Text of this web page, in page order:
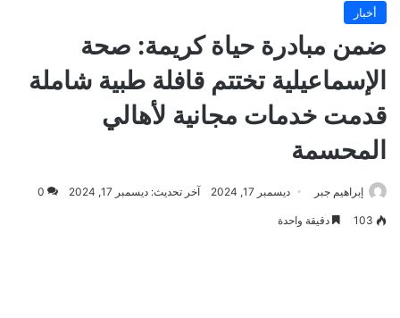
أخبار
ضمن مبادرة حياة كريمة: صحة
الإسماعيلية تختتم قافلة طبية شاملة
قدمت خدمات مجانية لأهالي
المحسمة
إبراهيم جبر ديسمبر 17, 2024 آخر تحديث: ديسمبر 17, 2024 0
103 دقيقة واحدة